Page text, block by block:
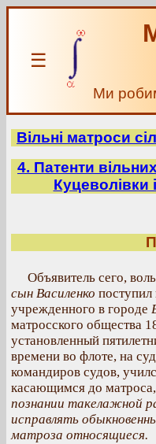
☰
Ми
Вільні матроси
4. Патенти
Куцеволівки
Объявитель сего,
сын Василенко
учрежденного в городе
матросского общества
установленный
времени во флоте, на
командиров судов,
касающимся до
познании такелажной
исправлять
матроза относящиеся.